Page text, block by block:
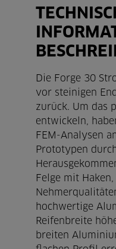
Die Forge 30
vor steinigen
zurück. Um das
entwickeln,
FEM-Analysen
Prototypen
Felge mit
hochwertige
Reifenbreite
breiten